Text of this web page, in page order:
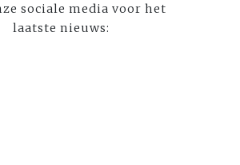
sociale media voor het
laatste nieuws: